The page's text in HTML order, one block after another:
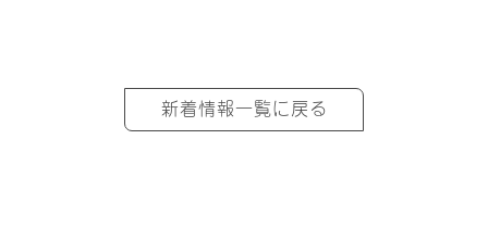
新着情報一覧に戻る